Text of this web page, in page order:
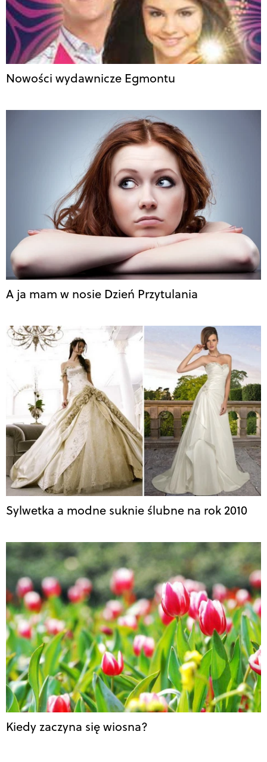
Nowości wydawnicze Egmontu
A ja mam w nosie Dzień Przytulania
Sylwetka a modne suknie ślubne na rok 2010
Kiedy zaczyna się wiosna?